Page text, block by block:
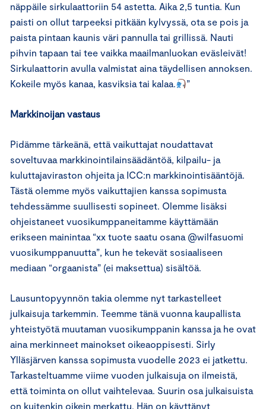
näppäile sirkulaattoriin 54 astetta. Aika 2,5 tuntia. Kun
paisti on ollut tarpeeksi pitkään kylvyssä, ota se pois ja
paista pintaan kaunis väri pannulla tai grillissä. Nauti
pihvin tapaan tai tee vaikka maailmanluokan eväsleivät!
Sirkulaattorin avulla valmistat aina täydellisen annoksen.
Kokeile myös kanaa, kasviksia tai kalaa.
”
Markkinoijan vastaus
Pidämme tärkeänä, että vaikuttajat noudattavat
soveltuvaa markkinointilainsäädäntöä, kilpailu- ja
kuluttajaviraston ohjeita ja ICC:n markkinointisääntöjä.
Tästä olemme myös vaikuttajien kanssa sopimusta
tehdessämme suullisesti sopineet. Olemme lisäksi
ohjeistaneet vuosikumppaneitamme käyttämään
erikseen mainintaa “xx tuote saatu osana @wilfasuomi
vuosikumppanuutta”, kun he tekevät sosiaaliseen
mediaan “orgaanista” (ei maksettua) sisältöä.
Lausuntopyynnön takia olemme nyt tarkastelleet
julkaisuja tarkemmin. Teemme tänä vuonna kaupallista
yhteistyötä muutaman vuosikumppanin kanssa ja he ovat
aina merkinneet mainokset oikeaoppisesti. Sirly
Ylläsjärven kanssa sopimusta vuodelle 2023 ei jatkettu.
Tarkasteltuamme viime vuoden julkaisuja on ilmeistä,
että toiminta on ollut vaihtelevaa. Suurin osa julkaisuista
on kuitenkin oikein merkattu. Hän on käyttänyt